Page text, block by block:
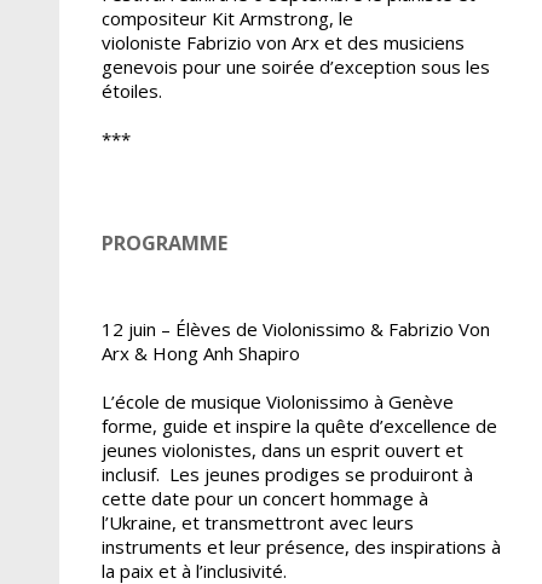
compositeur Kit Armstrong, le
violoniste Fabrizio von Arx et des musiciens
genevois pour une soirée d’exception sous les
étoiles.
***
PROGRAMME
12 juin – Élèves de Violonissimo & Fabrizio Von
Arx & Hong Anh Shapiro
L’école de musique Violonissimo à Genève
forme, guide et inspire la quête d’excellence de
jeunes violonistes, dans un esprit ouvert et
inclusif. Les jeunes prodiges se produiront à
cette date pour un concert hommage à
l’Ukraine, et transmettront avec leurs
instruments et leur présence, des inspirations à
la paix et à l’inclusivité.